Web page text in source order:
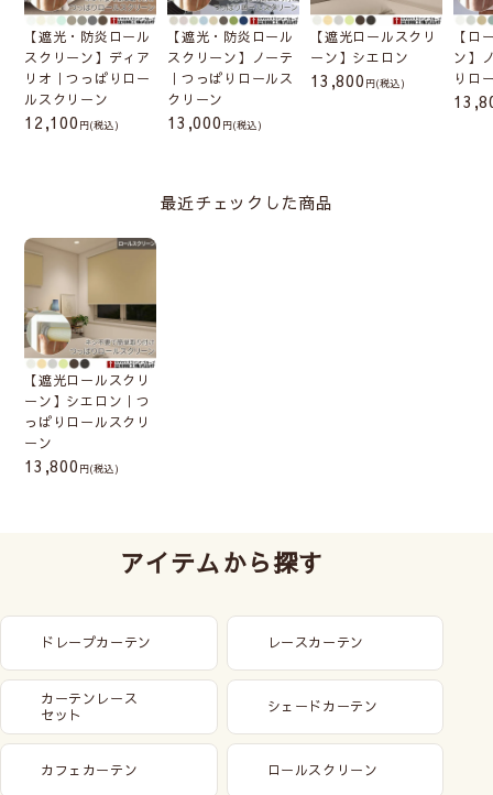
【遮光・防炎ロール
スクリーン】ディア
リオ｜つっぱりロー
ルスクリーン
12,100 (税込)
【遮光・防炎ロール
スクリーン】ノーテ
｜つっぱりロールス
クリーン
13,000 (税込)
【遮光ロールスクリ
ーン】シエロン
13,800 (税込)
【ロ
ン】
りロ
最近チェックした商品
【遮光ロールスクリ
ーン】シエロン｜つ
っぱりロールスクリ
ーン
13,800 (税込)
アイテムから探す
ドレープカーテン レースカーテン
カーテンレース
セット
シェードカーテン
カフェカーテン ロールスクリーン